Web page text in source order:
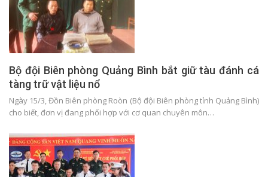
Bộ đội Biên phòng Quảng Bình bắt giữ tàu đánh cá
tàng trữ vật liệu nổ
Ngày 15/3, Đồn Biên phòng Roòn (Bộ đội Biên phòng tỉnh Quảng Bình)
cho biết, đơn vị đang phối hợp với cơ quan chuyên môn…